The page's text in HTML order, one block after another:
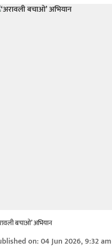
बचाओ’ अभियान
on:04 Jun 2026, 9:32 am